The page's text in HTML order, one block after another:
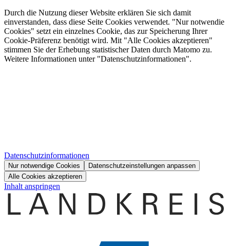
Durch die Nutzung dieser Website erklären Sie sich damit
einverstanden, dass diese Seite Cookies verwendet. "Nur notwendie
Cookies" setzt ein einzelnes Cookie, das zur Speicherung Ihrer
Cookie-Präferenz benötigt wird. Mit "Alle Cookies akzeptieren"
stimmen Sie der Erhebung statistischer Daten durch Matomo zu.
Weitere Informationen unter "Datenschutzinformationen".
Datenschutzinformationen
Nur notwendige Cookies
Datenschutzeinstellungen anpassen
Alle Cookies akzeptieren
Inhalt anspringen